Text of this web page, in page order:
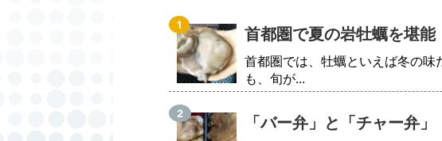
首都圏で夏の岩牡蠣を堪
首都圏では、牡蠣といえば冬の
も、旬が...
「バー弁」と「チャー弁